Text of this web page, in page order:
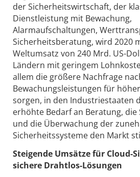
der Sicherheitswirtschaft, der
Dienstleistung mit Bewachung,
Alarmaufschaltungen,
Sicherheitsberatung, wird 2020
Weltumsatz von 240 Mrd. US-
Ländern mit geringem
allem die größere Nachfrage
Bewachungsleistungen für
sorgen, in den Industriestaaten
erhöhte Bedarf an Beratung,
und die Überwachung der
Sicherheitssysteme den Markt
Steigende Umsätze für Cloud-
sichere Drahtlos-Lösungen